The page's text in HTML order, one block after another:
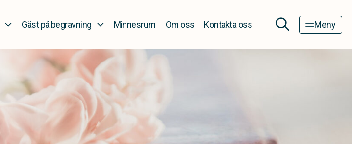
Gäst på begravning Minnesrum Om oss Kontakta oss Meny